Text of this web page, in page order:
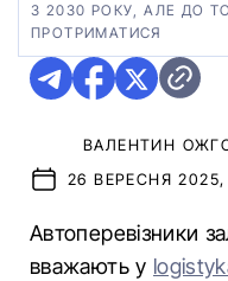
З 2030 РОКУ, АЛЕ ДО
ПРОТРИМАТИСЯ
ВАЛЕНТИН
26 ВЕРЕСНЯ 2025,
Автоперевізники
вважають у